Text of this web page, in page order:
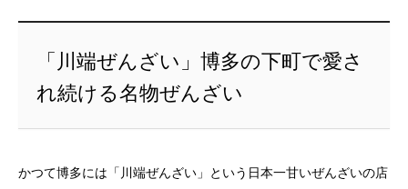
「川端ぜんざい」博多の下町で愛さ
れ続ける名物ぜんざい
かつて博多には「川端ぜんざい」という日本一甘いぜんざいの店